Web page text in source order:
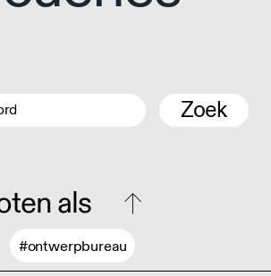
Zoek
als
#ontwerpbureau